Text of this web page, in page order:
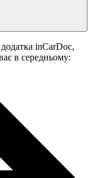
inCarDoc,
в середньому: